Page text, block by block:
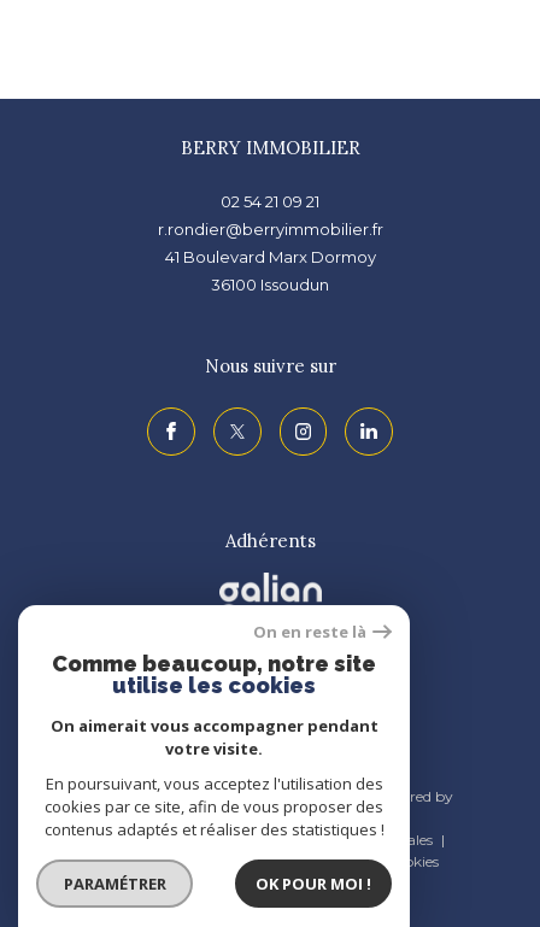
BERRY IMMOBILIER
02 54 21 09 21
r.rondier@berryimmobilier.fr
41 Boulevard Marx Dormoy
36100 issoudun
Nous suivre sur
Adhérents
© 2026 | Tous droits réservés | Traduction powered by
Google |
Nos honoraires
Plan du site
Mentions légales
Admin
Nos liens Politique RGPD Cookies
On en reste là
Comme beaucoup, notre site
utilise les cookies
On aimerait vous accompagner pendant
votre visite.
En poursuivant, vous acceptez l'utilisation des
cookies par ce site, afin de vous proposer des
contenus adaptés et réaliser des statistiques !
PARAMÉTRER OK POUR MOI !